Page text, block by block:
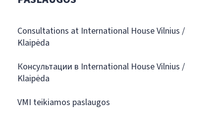
Consultations at International House Vilnius /
Klaipėda
Консультации в International House Vilnius /
Klaipėda
VMI teikiamos paslaugos